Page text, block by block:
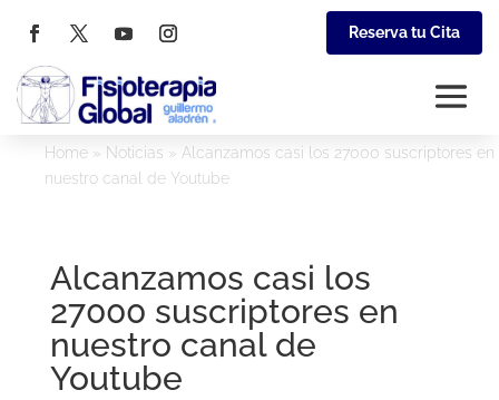
Reserva tu Cita
Home » Noticias » Alcanzamos casi los 27000 suscriptores en
nuestro canal de Youtube
Alcanzamos casi los
27000 suscriptores en
nuestro canal de
Youtube